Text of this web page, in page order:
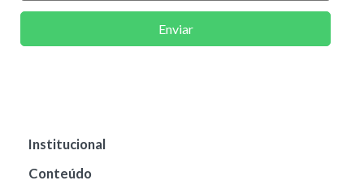
Enviar
Institucional
Conteúdo